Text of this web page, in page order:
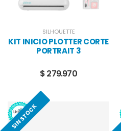
SILHOUETTE
KIT INICIO PLOTTER CORTE
PORTRAIT 3
$ 279.970
SIN STOCK